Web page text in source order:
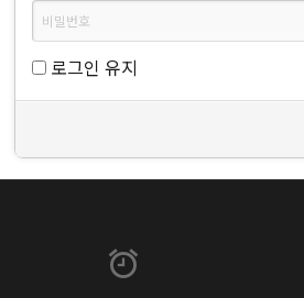
로그인 유지